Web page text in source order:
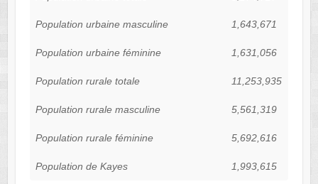
Population urbaine masculine 1,643,671
Population urbaine féminine 1,631,056
Population rurale totale 11,253,935
Population rurale masculine 5,561,319
Population rurale féminine 5,692,616
Population de Kayes 1,993,615